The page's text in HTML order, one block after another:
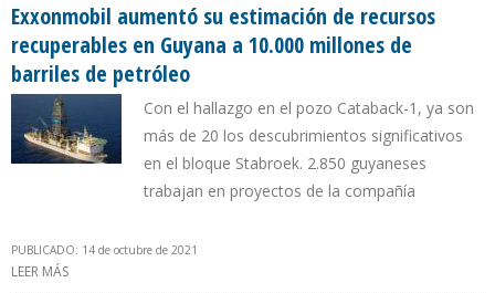
Exxonmobil aumentó su estimación de recursos
recuperables en Guyana a 10.000 millones de
barriles de petróleo
Con el hallazgo en el pozo Cataback-1, ya son
más de 20 los descubrimientos significativos
en el bloque Stabroek. 2.850 guyaneses
trabajan en proyectos de la compañía
PUBLICADO: 14 de octubre de 2021
LEER MÁS